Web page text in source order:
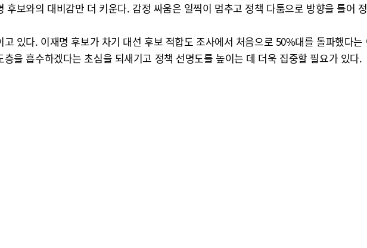
보와의 대비감만 더 키운다. 감정 싸움은 일찍이 멈추고 정책 다툼으로 방향을 틀어
있다. 이재명 후보가 차기 대선 후보 적합도 조사에서 처음으로 50%대를 돌파했다
을 흡수하겠다는 초심을 되새기고 정책 선명도를 높이는 데 더욱 집중할 필요가 있다.